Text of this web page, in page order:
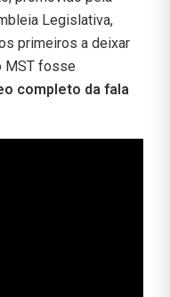
Legislativa,
primeiros a deixar
MST fosse
completo da fala